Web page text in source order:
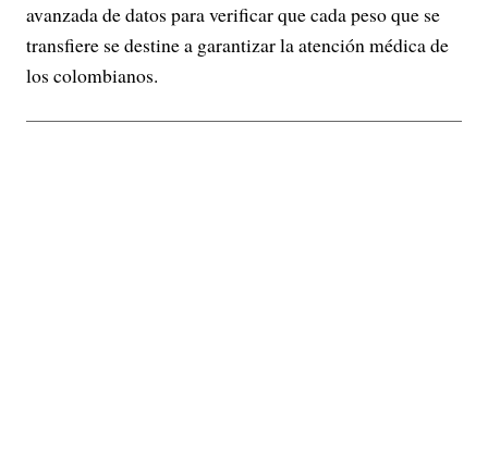
avanzada de datos para verificar que cada peso que se
transfiere se destine a garantizar la atención médica de
los colombianos.